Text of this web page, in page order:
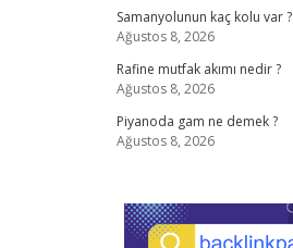
Samanyolunun kaç kolu var ?
Ağustos 8, 2026
Rafine mutfak akımı nedir ?
Ağustos 8, 2026
Piyanoda gam ne demek ?
Ağustos 8, 2026